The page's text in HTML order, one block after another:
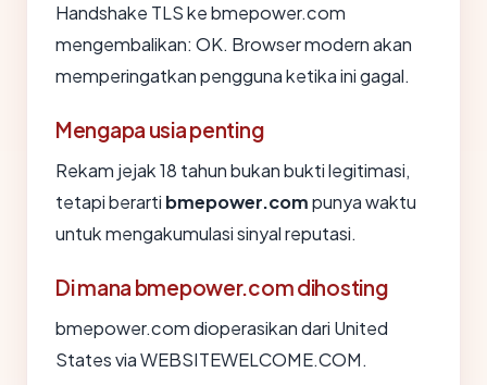
Handshake TLS ke bmepower.com
mengembalikan: OK. Browser modern akan
memperingatkan pengguna ketika ini gagal.
Mengapa usia penting
Rekam jejak 18 tahun bukan bukti legitimasi,
tetapi berarti bmepower.compunya waktu
untuk mengakumulasi sinyal reputasi.
Di mana bmepower.com dihosting
bmepower.com dioperasikan dari United
States via WEBSITEWELCOME.COM.